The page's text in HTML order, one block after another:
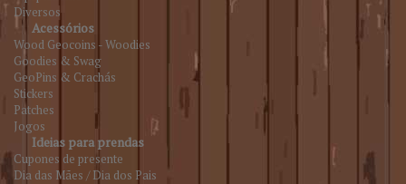
Diversos
Acessórios
Wood Geocoins - Woodies
Goodies & Swag
GeoPins & Crachás
Stickers
Patches
Jogos
Ideias para prendas
Cupones de presente
Dia das Mães / Dia dos Pais